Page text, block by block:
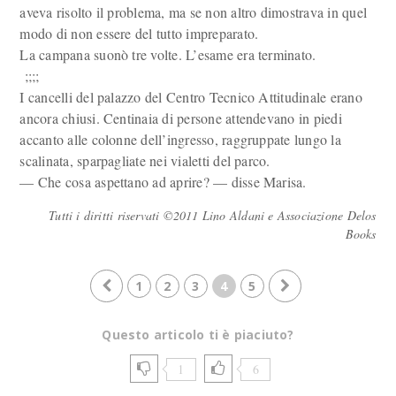
aveva risolto il problema, ma se non altro dimostrava in quel
modo di non essere del tutto impreparato.
La campana suonò tre volte. L’esame era terminato.
;;;;
I cancelli del palazzo del Centro Tecnico Attitudinale erano
ancora chiusi. Centinaia di persone attendevano in piedi
accanto alle colonne dell’ingresso, raggruppate lungo la
scalinata, sparpagliate nei vialetti del parco.
— Che cosa aspettano ad aprire? — disse Marisa.
Tutti i diritti riservati ©2011 Lino Aldani e Associazione Delos
Books
1 2 3 4 5
Questo articolo ti è piaciuto?
1 6